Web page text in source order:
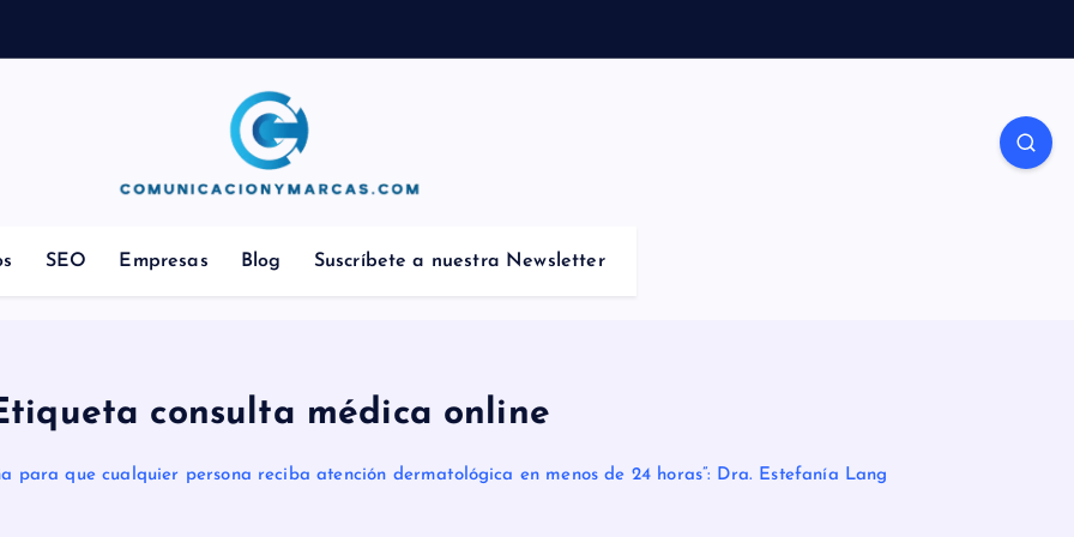
Comunicación, Marketing y Ventas
SEO Empresas Blog Suscríbete a nuestra Newsletter
consulta médica online
para que cualquier persona reciba atención dermatológica en menos de 24 horas”: Dra. Estefanía Lang